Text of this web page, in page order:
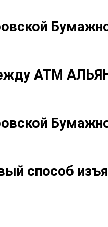
АТМ
способ